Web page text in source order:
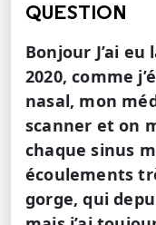
QUESTION
Bonjour J’ai
2020, comme
nasal, mon
scanner et on
chaque sinus
écoulements
gorge, qui